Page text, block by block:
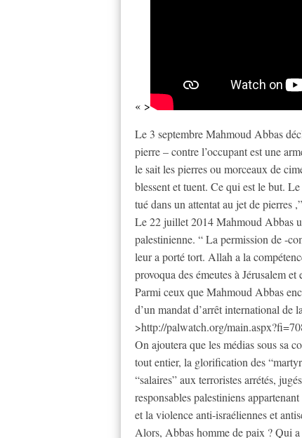
« >
Le 3 septembre Mahmoud Abbas
pierre – contre l’occupant est une
le sait les pierres ou morceaux de
blessent et tuent. Ce qui est le but.
tué dans un attentat au jet de pierres
Le 22 juillet 2014 Mahmoud Abbas
palestinienne. “ La permission de -
leur a porté tort. Allah a la
provoqua des émeutes à Jérusalem et
Parmi ceux que Mahmoud Abbas
d’un mandat d’arrêt international
>http://palwatch.org/
On ajoutera que les médias sous sa
tout entier, la glorification des
“salaires” aux terroristes arrétés,
responsables palestiniens
et la violence anti-israéliennes et
Alors, Abbas homme de paix ? Qui